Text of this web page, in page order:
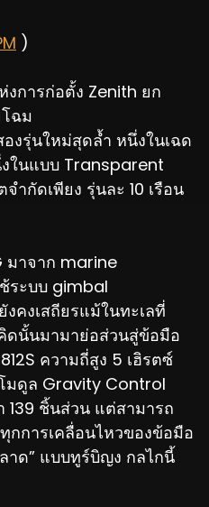
)
งการก่อตั้ง Zenith ยก
ฉม
องรุ่นใหม่สุดล้ำ หนึ่งในเฉด
ในแบบ Transparent
ำกัดเพียง รุ่นละ 10 เรือน
มาจาก marine
ระบบ gimbal
คงเสถียรแม้ในทะเลที่
ดนั้นมามาย่อส่วนสู่ข้อมือ
ความถี่สูง 5 เฮิรตซ์
มดูล Gravity Control
139 ชิ้นส่วน แต่สามารถ
การเคลื่อนไหวของข้อมือ
าด” แบบทูร์บิญง กลไกนี้